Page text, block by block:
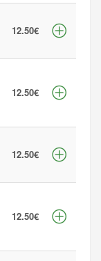
12.50€
12.50€
12.50€
12.50€